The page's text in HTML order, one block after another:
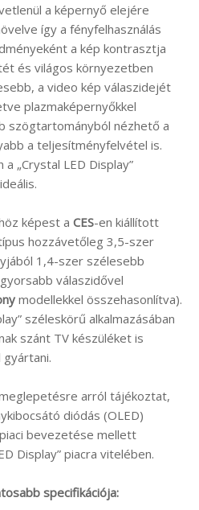
a képernyő elejére
így a fényfelhasználás
a kép kontrasztja
és világos környezetben
a video kép válaszidejét
plazmaképernyőkkel
szögtartományból nézhető a
a teljesítményfelvétel is.
„Crystal LED Display”
képest a CES-en kiállított
hozzávetőleg 3,5-szer
1,4-szer szélesebb
válaszidővel
modellekkel összehasonlítva).
széleskörű alkalmazásában
szánt TV készüléket is
gyártani.
arról tájékoztat,
diódás (OLED)
bevezetése mellett
Display” piacra vitelében.
specifikációja: